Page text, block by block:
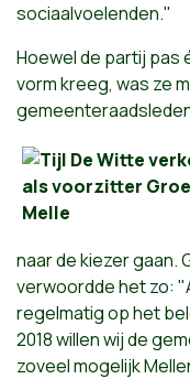
sociaalvoelenden."
Hoewel de partij pas
vorm kreeg, was ze
naar de kiezer gaan.
verwoordde het zo:
regelmatig op het
2018 willen wij de
zoveel mogelijk